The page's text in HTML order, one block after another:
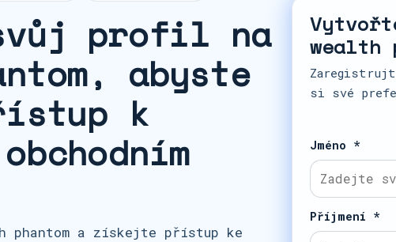
profil na
abyste
k
phantom a získejte přístup ke
wealth
si své
Jméno *
Příjmení *